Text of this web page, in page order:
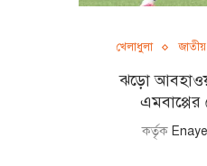
খেলাধুলা
ঝড়ো
কর্তৃক